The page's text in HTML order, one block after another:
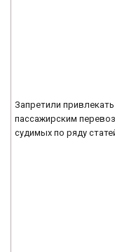
Запретили
пассажирским
судимых по ряду